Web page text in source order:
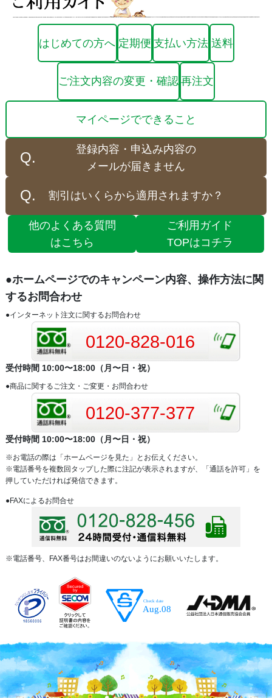
はじめての方へ 定期便 支払い方法 送料
ご注文内容の変更・確認 再注文
マイページでできること
登録内容・申込み内容の
メールが届きません
割引はいくらから適用されますか？
他のよくある質問
はこちら
ご利用ガイド
TOPはコチラ
●ホームページでのキャンペーン内容、操作方法に関
するお問合わせ
●インターネット注文に関するお問合わせ
0120-828-016
受付時間 10:00〜18:00（月〜日・祝）
●商品に関するご注文・ご変更・お問合わせ
0120-377-377
受付時間 10:00〜18:00（月〜日・祝）
※お電話の際は「ホームページを見た」とお伝えください。
※電話番号を複数回タップした際に注記が表示されますが、「通話を許可」を
押していただければ発信できます。
●FAXによるお問合せ
※電話番号、FAX番号はお間違いのないようにお願いいたします。